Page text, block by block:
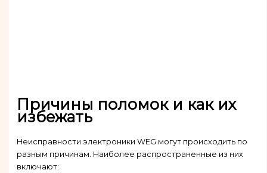
Причины поломок и как их
избежать
Неисправности электроники WEG могут происходить по
разным причинам. Наиболее распространенные из них
включают: